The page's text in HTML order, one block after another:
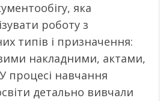
яка
роботу з
типів і призначення:
накладними, актами,
процесі навчання
детально вивчали